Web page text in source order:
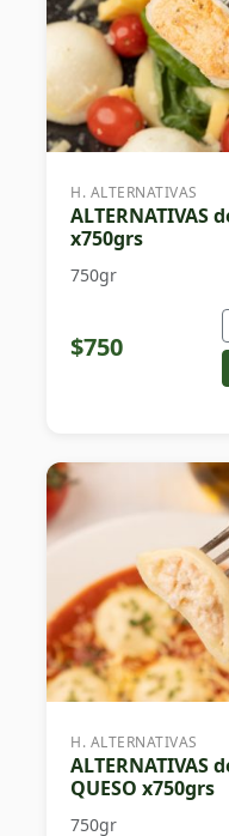
H. ALTERNATIVAS
ALTERNATIVAS
x750grs
750gr
$750
H. ALTERNATIVAS
ALTERNATIVAS
QUESO x750grs
750gr